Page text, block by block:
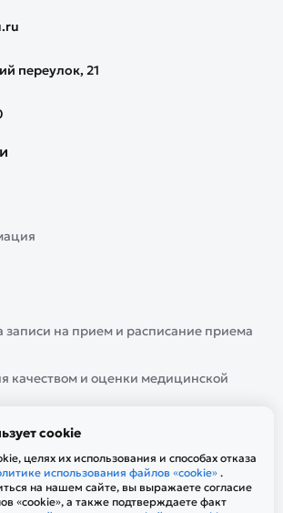
переулок, 21
записи на прием и расписание приема
качеством и оценки медицинской
cookie
целях их использования и способах отказа
использования файлов «cookie» .
на нашем сайте, вы выражаете согласие
«cookie», а также подтверждаете факт